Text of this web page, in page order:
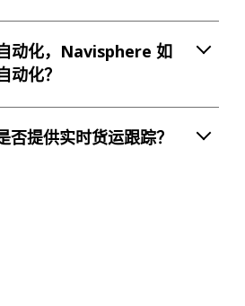
动化，Navisphere 如
动化？
提供实时货运跟踪？